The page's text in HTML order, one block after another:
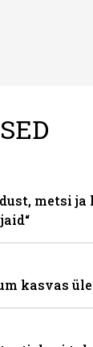
metsi ja
kasvas